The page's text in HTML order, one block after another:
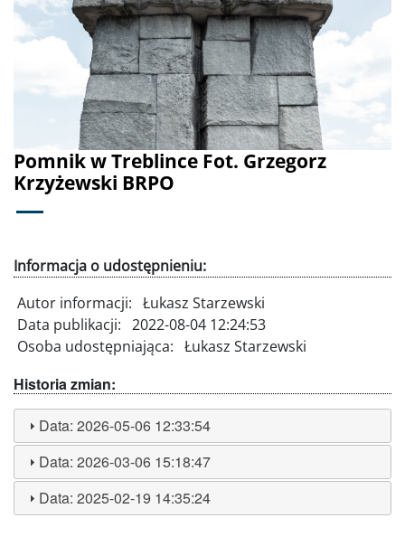
Pomnik w Treblince Fot. Grzegorz
Krzyżewski BRPO
Poprzednie
Informacja o udostępnieniu:
Autor informacji: Łukasz Starzewski
Data publikacji: 2022-08-04 12:24:53
Osoba udostępniająca: Łukasz Starzewski
Historia zmian:
Data:2026-05-06 12:33:54
Data:2026-03-06 15:18:47
Data:2025-02-19 14:35:24